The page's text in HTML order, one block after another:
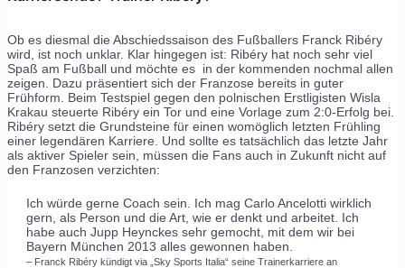
Ob es diesmal die Abschiedssaison des Fußballers Franck Ribéry
wird, ist noch unklar. Klar hingegen ist: Ribéry hat noch sehr viel
Spaß am Fußball und möchte es in der kommenden nochmal allen
zeigen. Dazu präsentiert sich der Franzose bereits in guter
Frühform. Beim Testspiel gegen den polnischen Erstligisten Wisla
Krakau steuerte Ribéry ein Tor und eine Vorlage zum 2:0-Erfolg bei.
Ribéry setzt die Grundsteine für einen womöglich letzten Frühling
einer legendären Karriere. Und sollte es tatsächlich das letzte Jahr
als aktiver Spieler sein, müssen die Fans auch in Zukunft nicht auf
den Franzosen verzichten:
Ich würde gerne Coach sein. Ich mag Carlo Ancelotti wirklich
gern, als Person und die Art, wie er denkt und arbeitet. Ich
habe auch Jupp Heynckes sehr gemocht, mit dem wir bei
Bayern München 2013 alles gewonnen haben.
– Franck Ribéry kündigt via „Sky Sports Italia“ seine Trainerkarriere an